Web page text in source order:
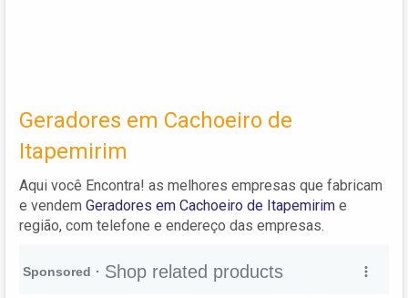
Geradores em Cachoeiro de
Itapemirim
Aqui você Encontra! as melhores empresas que fabricam
e vendem Geradores em Cachoeiro de Itapemirim e
região, com telefone e endereço das empresas.